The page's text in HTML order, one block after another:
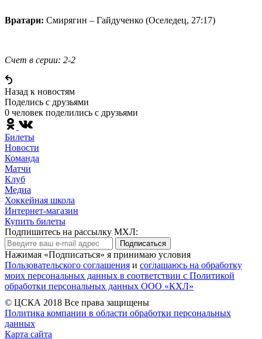
Вратари: Смирягин – Гайдученко (Оселедец, 27:17)
Счет в серии: 2-2
Назад к новостям
Поделись c друзьями
0 человек поделились c друзьями
Билеты
Новости
Команда
Матчи
Клуб
Медиа
Хоккейная школа
Интернет-магазин
Купить билеты
Подпишитесь на рассылку МХЛ:
Подписаться
Нажимая «Подписаться» я принимаю условия
Пользовательского соглашения и соглашаюсь на обработку
моих персональных данных в соответствии с Политикой
обработки персональных данных ООО «КХЛ»
© ЦСКА 2018 Все права защищены
Политика компании в области обработки персональных
данных
Карта сайта